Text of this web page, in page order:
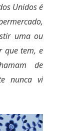
Unidos é
uma ou
que tem, e
de
nunca vi